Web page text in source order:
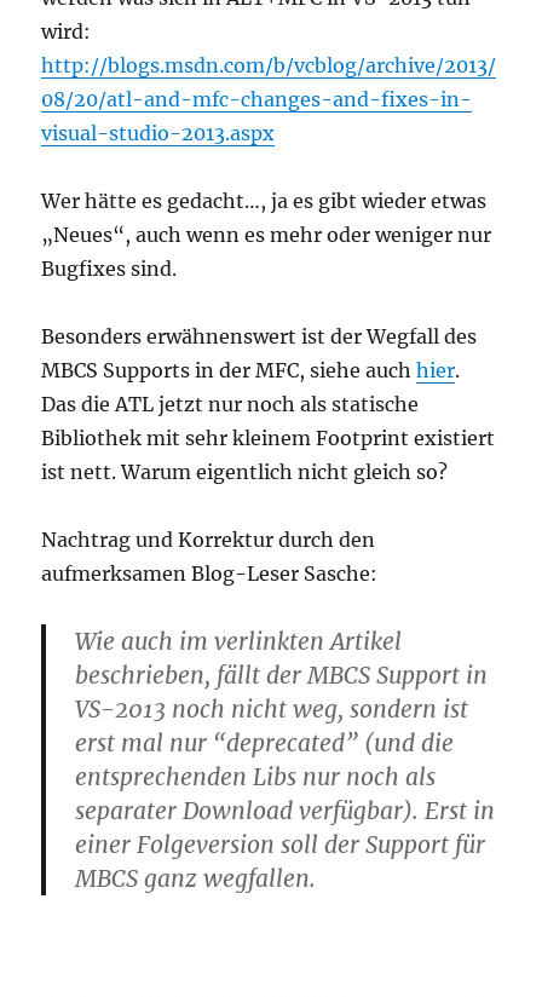
wird:
http://blogs.msdn.com/b/vcblog/archive/2013/
08/20/atl-and-mfc-changes-and-fixes-in-
visual-studio-2013.aspx
Wer hätte es gedacht…, ja es gibt wieder etwas
„Neues“, auch wenn es mehr oder weniger nur
Bugfixes sind.
Besonders erwähnenswert ist der Wegfall des
MBCS Supports in der MFC, siehe auchhier.
Das die ATL jetzt nur noch als statische
Bibliothek mit sehr kleinem Footprint existiert
ist nett. Warum eigentlich nicht gleich so?
Nachtrag und Korrektur durch den
aufmerksamen Blog-Leser Sasche:
Wie auch im verlinkten Artikel
beschrieben, fällt der MBCS Support in
VS-2013 noch nicht weg, sondern ist
erst mal nur “deprecated” (und die
entsprechenden Libs nur noch als
separater Download verfügbar). Erst in
einer Folgeversion soll der Support für
MBCS ganz wegfallen.